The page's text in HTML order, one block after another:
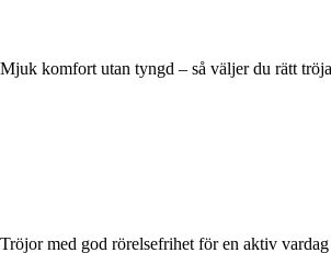
Mjuk komfort utan tyngd – så väljer du rätt tröja
Tröjor med god rörelsefrihet för en aktiv vardag